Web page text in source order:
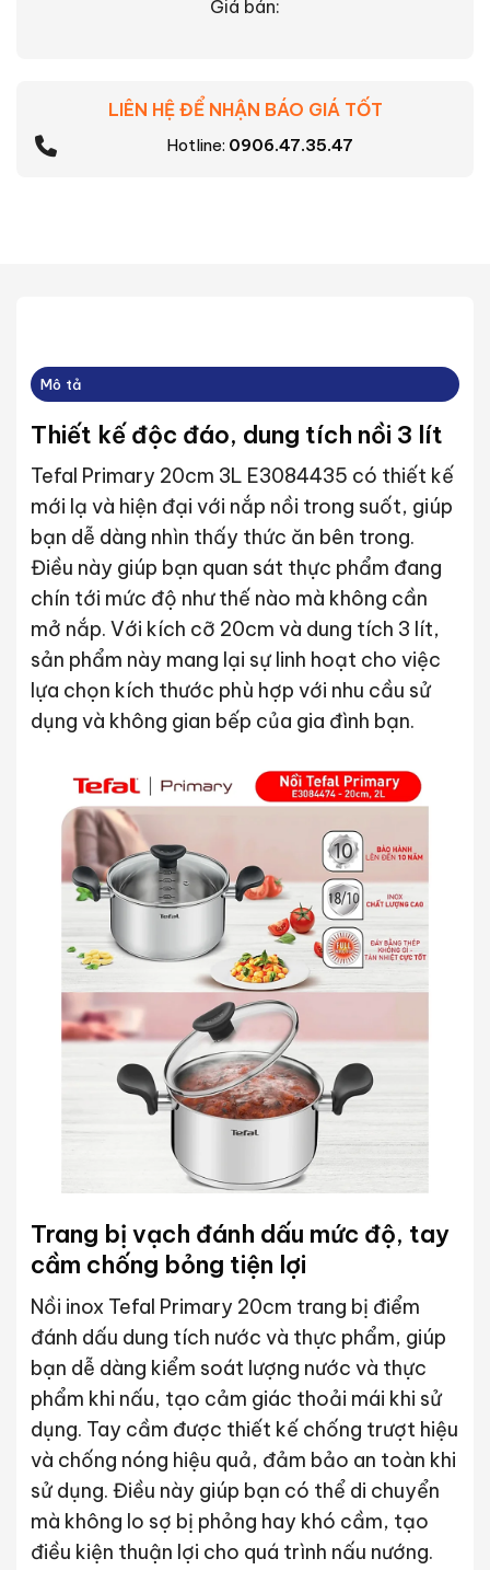
Giá bán:
LIÊN HỆ ĐỂ NHẬN BÁO GIÁ TỐT
Hotline: 0906.47.35.47
Mô tả
Thiết kế độc đáo, dung tích nồi 3 lít
Tefal Primary 20cm 3L E3084435 có thiết kế
mới lạ và hiện đại với nắp nồi trong suốt, giúp
bạn dễ dàng nhìn thấy thức ăn bên trong.
Điều này giúp bạn quan sát thực phẩm đang
chín tới mức độ như thế nào mà không cần
mở nắp. Với kích cỡ 20cm và dung tích 3 lít,
sản phẩm này mang lại sự linh hoạt cho việc
lựa chọn kích thước phù hợp với nhu cầu sử
dụng và không gian bếp của gia đình bạn.
Trang bị vạch đánh dấu mức độ, tay
cầm chống bỏng tiện lợi
Nồi inox Tefal Primary 20cm trang bị điểm
đánh dấu dung tích nước và thực phẩm, giúp
bạn dễ dàng kiểm soát lượng nước và thực
phẩm khi nấu, tạo cảm giác thoải mái khi sử
dụng. Tay cầm được thiết kế chống trượt hiệu
và chống nóng hiệu quả, đảm bảo an toàn khi
sử dụng. Điều này giúp bạn có thể di chuyển
mà không lo sợ bị phỏng hay khó cầm, tạo
điều kiện thuận lợi cho quá trình nấu nướng.